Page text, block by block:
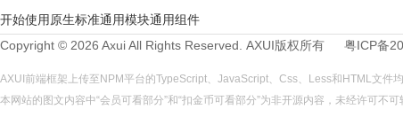
开始使用 原生标准通用模块通用组件
Copyright © 2026 Axui All Rights Reserved. AXUI版权所有 粤ICP备
AXUI前端框架上传至NPM平台的TypeScript、JavaScript、Css、Less和HTML文件
本网站的图文内容中“会员可看部分”和“扣金币可看部分”为非开源内容，未经许可